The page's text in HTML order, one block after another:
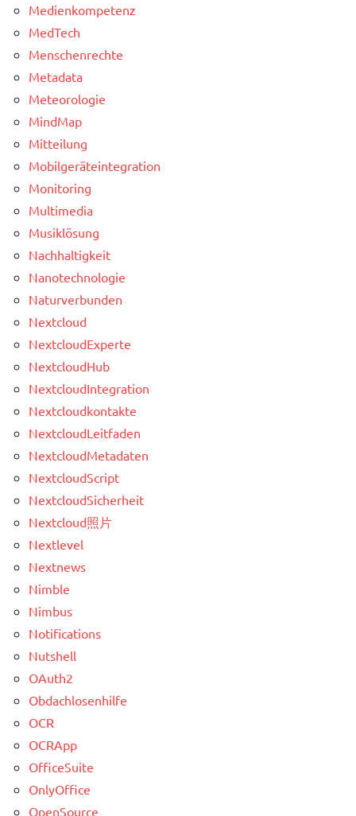
Medienkompetenz
MedTech
Menschenrechte
Metadata
Meteorologie
MindMap
Mitteilung
Mobilgeräteintegration
Monitoring
Multimedia
Musiklösung
Nachhaltigkeit
Nanotechnologie
Naturverbunden
Nextcloud
NextcloudExperte
NextcloudHub
NextcloudIntegration
Nextcloudkontakte
NextcloudLeitfaden
NextcloudMetadaten
NextcloudScript
NextcloudSicherheit
Nextcloud照片
Nextlevel
Nextnews
Nimble
Nimbus
Notifications
Nutshell
OAuth2
Obdachlosenhilfe
OCR
OCRApp
OfficeSuite
OnlyOffice
OpenSource